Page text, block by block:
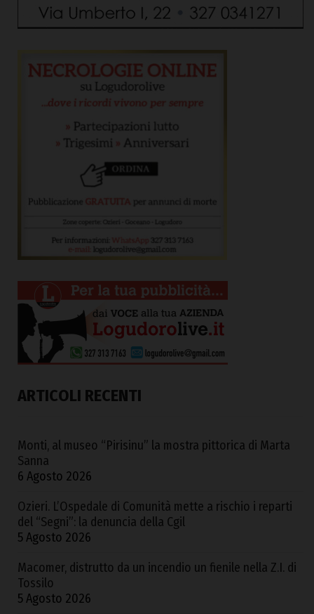
ARTICOLI RECENTI
Monti, al museo “Pirisinu” la mostra pittorica di Marta
Sanna
6 Agosto 2026
Ozieri. L’Ospedale di Comunità mette a rischio i reparti
del “Segni”: la denuncia della Cgil
5 Agosto 2026
Macomer, distrutto da un incendio un fienile nella Z.I. di
Tossilo
5 Agosto 2026